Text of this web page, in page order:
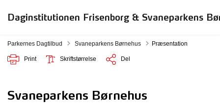
Daginstitutionen Frisenborg & Svaneparkens
Parkernes Dagtilbud Tilbage til
Svaneparkens Børnehus Præsentation
Print Skriftstørrelse Del
Svaneparkens Børnehus